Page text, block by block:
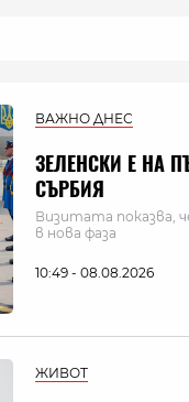
ВАЖНО ДНЕС
ЗЕЛЕНСКИ Е НА
СЪРБИЯ
Визитата показва,
в нова фаза
10:49 - 08.08.2026
ЖИВОТ